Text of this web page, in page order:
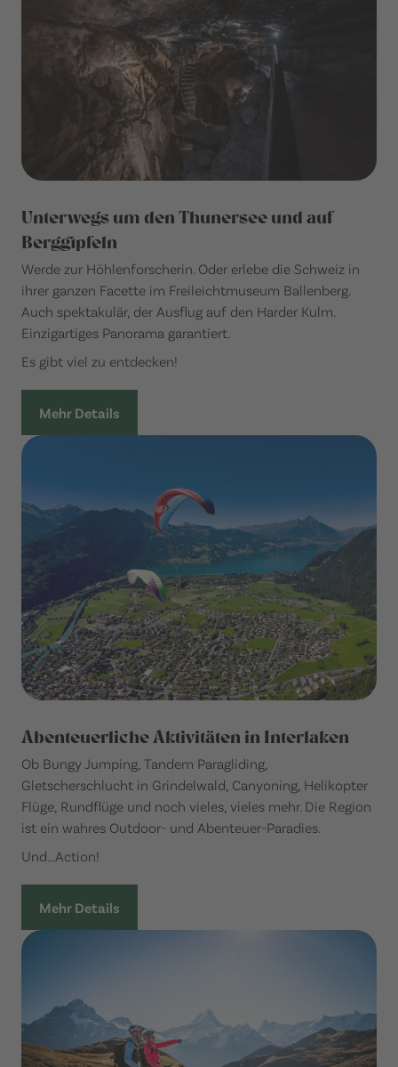
Unterwegs um den Thunersee und auf
Berggipfeln
Werde zur Höhlenforscherin. Oder erlebe die Schweiz in
ihrer ganzen Facette im Freileichtmuseum Ballenberg.
Auch spektakulär, der Ausflug auf den Harder Kulm.
Einzigartiges Panorama garantiert.
Es gibt viel zu entdecken!
Mehr Details
Abenteuerliche Aktivitäten in Interlaken
Ob Bungy Jumping, Tandem Paragliding,
Gletscherschlucht in Grindelwald, Canyoning, Helikopter
Flüge, Rundflüge und noch vieles, vieles mehr. Die Region
ist ein wahres Outdoor- und Abenteuer-Paradies.
Und...Action!
Mehr Details